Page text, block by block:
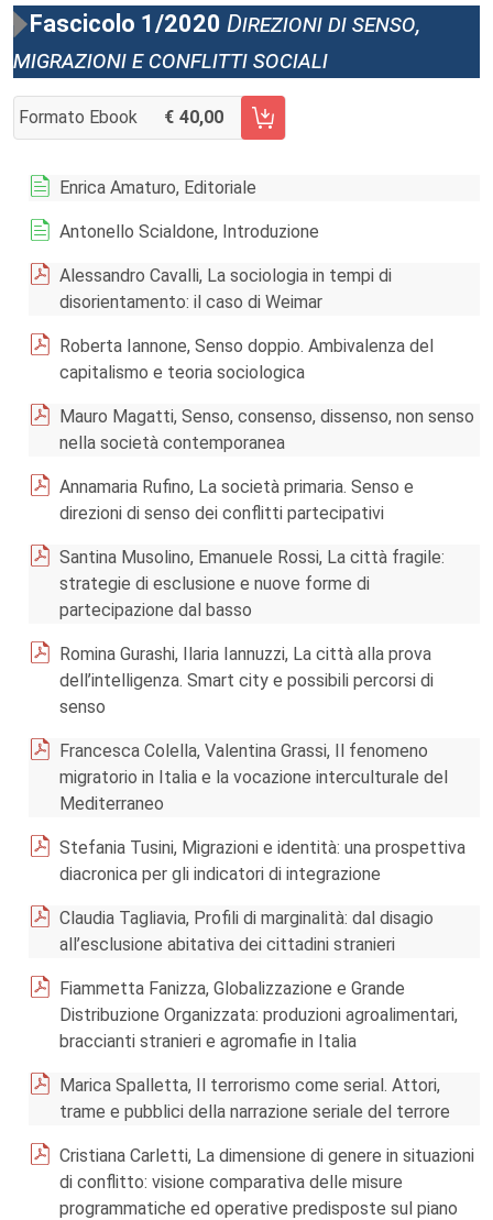
Fascicolo 1/2020 Direzioni di senso,
migrazioni e conflitti sociali
Formato Ebook 40,00
AGGIUNGI AL CARRELLO FASCICOLO 1/2020
Enrica Amaturo, Editoriale
Antonello Scialdone, Introduzione
Alessandro Cavalli, La sociologia in tempi di
disorientamento: il caso di Weimar
Roberta Iannone, Senso doppio. Ambivalenza del
capitalismo e teoria sociologica
Mauro Magatti, Senso, consenso, dissenso, non senso
nella società contemporanea
Annamaria Rufino, La società primaria. Senso e
direzioni di senso dei conflitti partecipativi
Santina Musolino, Emanuele Rossi, La città fragile:
strategie di esclusione e nuove forme di
partecipazione dal basso
Romina Gurashi, Ilaria Iannuzzi, La città alla prova
dell’intelligenza. Smart city e possibili percorsi di
senso
Francesca Colella, Valentina Grassi, Il fenomeno
migratorio in Italia e la vocazione interculturale del
Mediterraneo
Stefania Tusini, Migrazioni e identità: una prospettiva
diacronica per gli indicatori di integrazione
Claudia Tagliavia, Profili di marginalità: dal disagio
all’esclusione abitativa dei cittadini stranieri
Fiammetta Fanizza, Globalizzazione e Grande
Distribuzione Organizzata: produzioni agroalimentari,
braccianti stranieri e agromafie in Italia
Marica Spalletta, Il terrorismo come serial. Attori,
trame e pubblici della narrazione seriale del terrore
Cristiana Carletti, La dimensione di genere in situazioni
di conflitto: visione comparativa delle misure
programmatiche ed operative predisposte sul piano